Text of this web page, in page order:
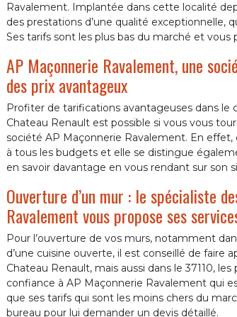
Ravalement. Implantée dans cette localité
des prestations d’une qualité exceptionnelle,
Ses tarifs sont les plus bas du marché et
AP Maçonnerie Ravalement, une
des prix avantageux
Profiter de tarifications avantageuses dans le
Chateau Renault est possible si vous vous
société AP Maçonnerie Ravalement. En
à tous les budgets et elle se distingue
en savoir davantage en vous rendant sur
Ouverture d’un mur : le spécialiste
Ravalement vous propose ses
Pour l’ouverture de vos murs, notamment
d’une cuisine ouverte, il est conseillé de faire
Chateau Renault, mais aussi dans le 37110,
confiance à AP Maçonnerie Ravalement qui
que ses tarifs qui sont les moins chers du
bureau pour lui demander un devis détaillé.